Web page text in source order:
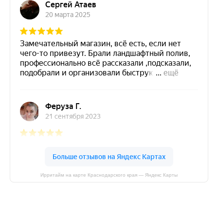
Ирритайм на карте Краснодарского края — Яндекс Карты